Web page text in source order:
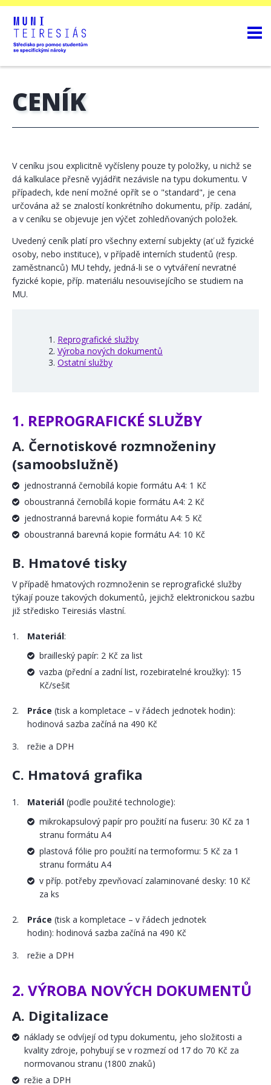
CENÍK
V ceníku jsou explicitně vyčísleny pouze ty položky, u nichž se
dá kalkulace přesně vyjádřit nezávisle na typu dokumentu. V
případech, kde není možné opřít se o "standard", je cena
určována až se znalostí konkrétního dokumentu, příp. zadání,
a v ceníku se objevuje jen výčet zohledňovaných položek.
Uvedený ceník platí pro všechny externí subjekty (ať už fyzické
osoby, nebo instituce), v případě interních studentů (resp.
zaměstnanců) MU tehdy, jedná-li se o vytváření nevratné
fyzické kopie, příp. materiálu nesouvisejícího se studiem na
MU.
1. Reprografické služby
2. Výroba nových dokumentů
3. Ostatní služby
1. REPROGRAFICKÉ SLUŽBY
A. Černotiskové rozmnoženiny
(samoobslužně)
jednostranná černobílá kopie formátu A4: 1 Kč
oboustranná černobílá kopie formátu A4: 2 Kč
jednostranná barevná kopie formátu A4: 5 Kč
oboustranná barevná kopie formátu A4: 10 Kč
B. Hmatové tisky
V případě hmatových rozmnoženin se reprografické služby
týkají pouze takových dokumentů, jejichž elektronickou sazbu
již středisko Teiresiás vlastní.
Materiál:
braille​ský papír: 2 Kč za list
vazba (přední a zadní list, rozebiratelné kroužky): 15
Kč/sešit
Práce (tisk a kompletace – v řádech jednotek hodin):
hodinová sazba začíná na 490 Kč
režie a DPH
C. Hmatová grafika
Materiál (podle použité technologie):
mikrokapsulový papír pro použití na fuseru: 30 Kč za 1
stranu formátu A4
plastová fólie pro použití na termoformu: 5 Kč za 1
stranu formátu A4
v příp. potřeby zpevňovací zalaminované desky: 10 Kč
za ks
Práce (tisk a kompletace – v řádech jednotek
hodin): hodinová sazba začíná na 490 Kč
režie a DPH
2. VÝROBA NOVÝCH DOKUMENTŮ
A. Digitalizace
náklady se odvíjejí od typu dokumentu, jeho složitosti a
kvality zdroje, pohybují se v rozmezí od 17 do 70 Kč za
normovanou stranu (1800 znaků)
režie a DPH